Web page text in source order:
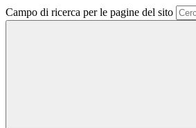
Campo di ricerca per le pagine del sito